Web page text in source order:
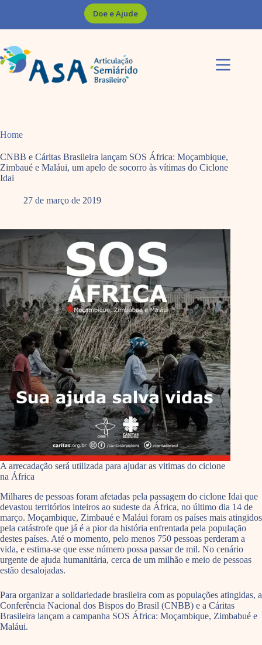
Doe e Ajude
Home
CNBB e Cáritas Brasileira lançam SOS África: Moçambique,
Zimbaué e Maláui, um apelo de socorro às vítimas do Ciclone
Idai
27 de março de 2019
A arrecadação será utilizada para ajudar as vitimas do ciclone
na África
Milhares de pessoas foram afetadas pela passagem do ciclone Idai que
devastou territórios inteiros ao sudeste da África, no último dia 14 de
março. Moçambique, Zimbaué e Maláui foram os países mais atingidos
pela catástrofe que já é a pior da história enfrentada pela população
destes países. Até o momento, pelo menos 750 pessoas perderam a
vida, e estima-se que esse número possa passar de mil. No cenário
urgente de ajuda humanitária, cerca de um milhão e meio de pessoas
estão desalojadas.
Para organizar a solidariedade brasileira com as populações atingidas, a
Conferência Nacional dos Bispos do Brasil (CNBB) e a Cáritas
Brasileira lançam a campanha SOS África: Moçambique, Zimbabué e
Maláui.